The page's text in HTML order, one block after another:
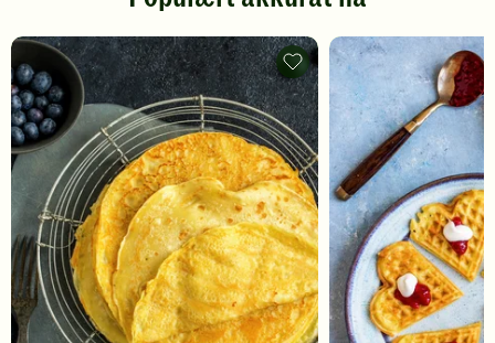
Pannekaker
-
legg
til
favoritter